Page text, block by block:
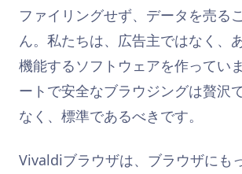
ファイリングせず、データを売る
ん。私たちは、広告主ではなく、
機能するソフトウェアを作ってい
ートで安全なブラウジングは贅沢
なく、標準であるべきです。
Vivaldiブラウザは、ブラウザにも